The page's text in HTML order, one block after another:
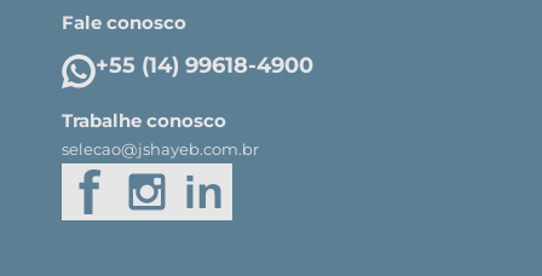
Fale conosco
+55 (14) 99618-4900
Trabalhe conosco
selecao@jshayeb.com.br